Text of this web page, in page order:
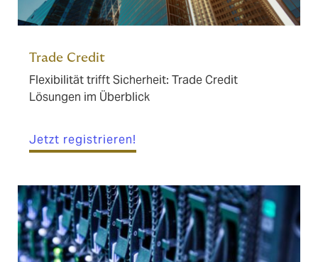
Trade Credit
Flexibilität trifft Sicherheit: Trade Credit
Lösungen im Überblick
Jetzt registrieren!